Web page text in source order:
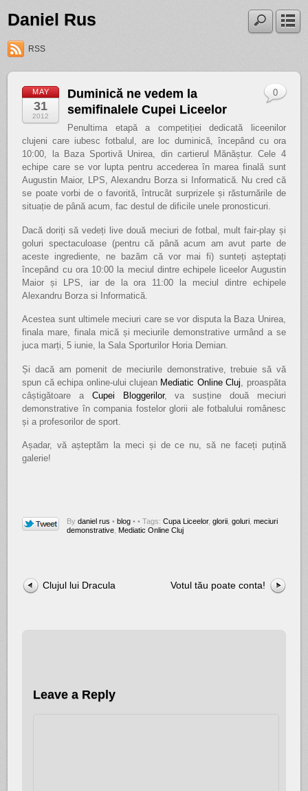
Daniel Rus
RSS
MAY
31
2012
Duminică ne vedem la
semifinalele Cupei Liceelor
Penultima etapă a competiției dedicată liceenilor
clujeni care iubesc fotbalul, are loc duminică, începând cu ora
10:00, la Baza Sportivă Unirea, din cartierul Mănăștur. Cele 4
echipe care se vor lupta pentru accederea în marea finală sunt
Augustin Maior, LPS, Alexandru Borza si Informatică. Nu cred că
se poate vorbi de o favorită, întrucât surprizele și răsturnările de
situație de până acum, fac destul de dificile unele pronosticuri.
Dacă doriți să vedeți live două meciuri de fotbal, mult fair-play și
goluri spectaculoase (pentru că până acum am avut parte de
aceste ingrediente, ne bazăm că vor mai fi) sunteți așteptați
începând cu ora 10:00 la meciul dintre echipele liceelor Augustin
Maior și LPS, iar de la ora 11:00 la meciul dintre echipele
Alexandru Borza si Informatică.
Acestea sunt ultimele meciuri care se vor disputa la Baza Unirea,
finala mare, finala mică și meciurile demonstrative urmând a se
juca marți, 5 iunie, la Sala Sporturilor Horia Demian.
Și dacă am pomenit de meciurile demonstrative, trebuie să vă
spun că echipa online-ului clujean Mediatic Online Cluj , proaspăta
câștigătoare a Cupei Bloggerilor, va susține două meciuri
demonstrative în compania fostelor glorii ale fotbalului românesc
și a profesorilor de sport.
Așadar, vă așteptăm la meci și de ce nu, să ne faceți puțină
galerie!
Bydaniel rus • blog •
0
• Tags:Cupa Liceelor,glorii ,goluri ,meciuri
demonstrative Mediatic Online Cluj
Clujul lui Dracula Votul tău poate conta!
Leave a Reply